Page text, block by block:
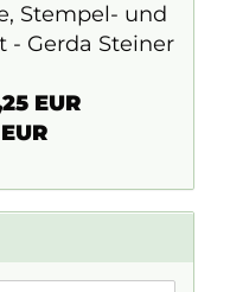
Stempel- und
- Gerda Steiner
EUR